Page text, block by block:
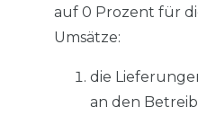
auf 0 Prozent für
Umsätze:
die
an den